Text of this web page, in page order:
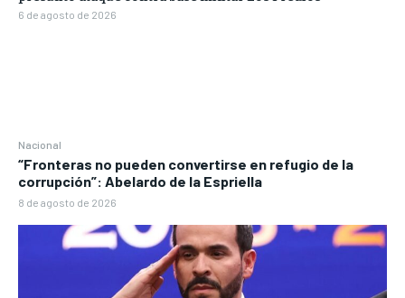
Nacional
“Fronteras no pueden convertirse en refugio de la
corrupción”: Abelardo de la Espriella
8 de agosto de 2026
6 de agosto de 2026